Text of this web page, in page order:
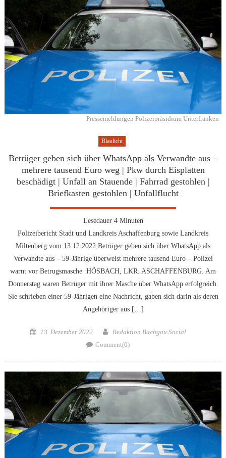
Pressemeldungen Polizeipräsidium Unterfranken
Blaulicht
Betrüger geben sich über WhatsApp als Verwandte aus –
mehrere tausend Euro weg | Pkw durch Eisplatten
beschädigt | Unfall an Stauende | Fahrrad gestohlen |
Briefkasten gestohlen | Unfallflucht
Lesedauer 4 Minuten
Polizeibericht Stadt und Landkreis Aschaffenburg sowie Landkreis
Miltenberg vom 13.12.2022 Betrüger geben sich über WhatsApp als
Verwandte aus – 59-Jährige überweist mehrere tausend Euro – Polizei
warnt vor Betrugsmasche HÖSBACH, LKR. ASCHAFFENBURG. Am
Donnerstag waren Betrüger mit ihrer Masche über WhatsApp erfolgreich.
Sie schrieben einer 59-Jährigen eine Nachricht, gaben sich darin als deren
Angehöriger aus […]
Posted
13. Dezember 2022 Author
Redaktion Bachgau.Social
Comment(0)